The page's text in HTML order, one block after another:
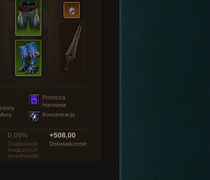
Prorocza
Harmonia
Koncentracja
0,00%
Znajdowanie
magicznych
przedmiotów
+508,00
Doświadczenie